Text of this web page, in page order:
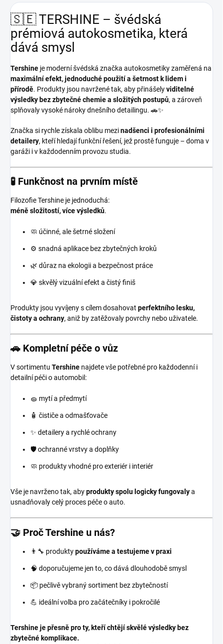
🇸🇪 TERSHINE – švédská
prémiová autokosmetika, která
dává smysl
Tershine je moderní švédská značka autokosmetiky zaměřená na
maximální efekt, jednoduché použití a šetrnost k lidem i
přírodě. Produkty jsou navržené tak, aby přinášelyviditelné
výsledky bez zbytečné chemie a složitých postupů, a zároveň
splňovaly vysoké nároky dnešního detailingu. 🚗✨
Značka si rychle získala oblibu mezinadšenci i profesionálními
detailery, kteří hledají funkční řešení, jež prostě funguje – doma v
garáži i v každodenním provozu studia.
🧪 Funkčnost na prvním místě
Filozofie Tershine je jednoduchá:
méně složitostí, více výsledků.
🧼 účinné, ale šetrné složení
⚙️ snadná aplikace bez zbytečných kroků
🌿 důraz na ekologii a bezpečnost práce
💎 skvělý vizuální efekt a čistý finiš
Produkty jsou vyvíjeny s cílem dosahovat perfektního lesku,
čistoty a ochrany, aniž by zatěžovaly povrchy nebo uživatele.
🚗 Kompletní péče o vůz
V sortimentu Tershine najdete vše potřebné pro každodenní i
detailní péči o automobil:
🧽 mytí a předmytí
🧴 čističe a odmašťovače
✨ detailery a rychlé ochrany
🛡️ ochranné vrstvy a doplňky
🧼 produkty vhodné pro exteriér i interiér
Vše je navrženo tak, abyprodukty spolu logicky fungovalya
usnadňovaly celý proces péče o auto.
🤝 Proč Tershine u nás?
👨‍🔧 produktypoužíváme a testujeme v praxi
🧠 doporučujeme jen to, co dává dlouhodobě smysl
📦 pečlivě vybraný sortiment bez zbytečností
💪 ideální volba pro začátečníky i pokročilé
Tershine je přesně pro ty, kteří chtějí skvělé výsledky bez
zbytečné komplikace.